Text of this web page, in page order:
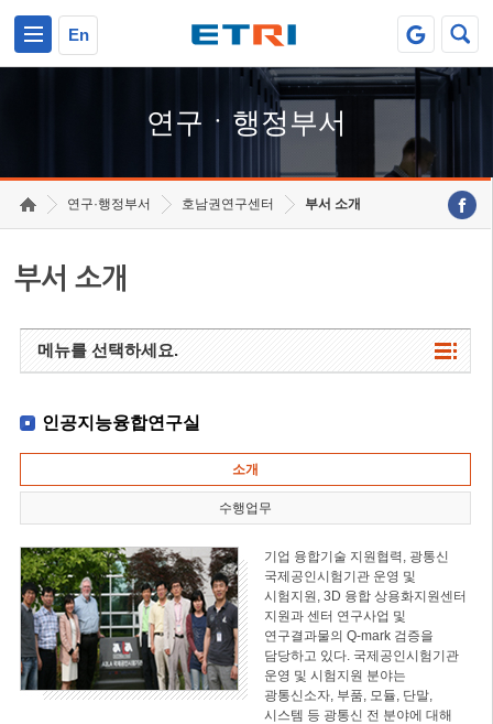
En
연구ㆍ행정부서
연구·행정부서 호남권연구센터 부서 소개
부서 소개
메뉴를 선택하세요.
인공지능융합연구실
소개
수행업무
기업 융합기술 지원협력, 광통신
국제공인시험기관 운영 및
시험지원, 3D 융합 상용화지원센터
지원과 센터 연구사업 및
연구결과물의 Q-mark 검증을
담당하고 있다. 국제공인시험기관
운영 및 시험지원 분야는
광통신소자, 부품, 모듈, 단말,
시스템 등 광통신 전 분야에 대해